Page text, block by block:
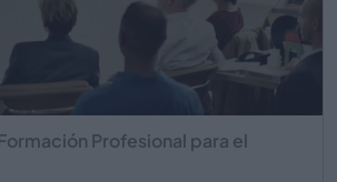
Profesional para el